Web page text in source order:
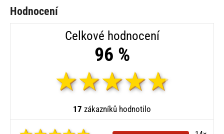
Hodnocení
Celkové hodnocení
96 %
17 zákazníků hodnotilo